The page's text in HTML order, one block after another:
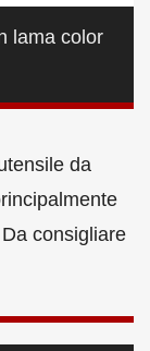
lama color
da
consigliare